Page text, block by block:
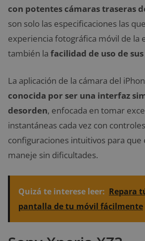
con potentes cámaras traseras
son solo las especificaciones las
experiencia fotográfica móvil de la
también la facilidad de uso de
La aplicación de la cámara del
conocida por ser una interfaz
desorden, enfocada en tomar
instantáneas cada vez con
configuraciones intuitivos para que
maneje sin dificultades.
Quizá te interese leer: Repara
pantalla de tu móvil fácilmente